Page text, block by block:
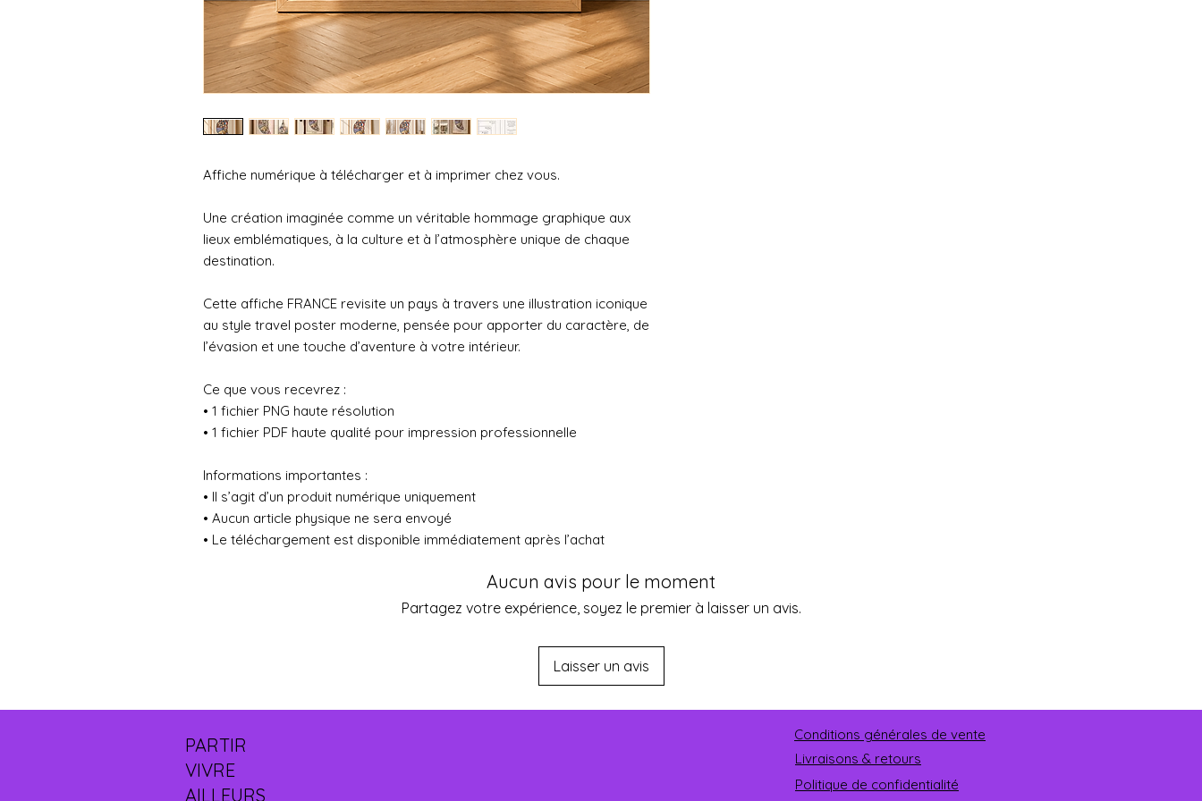
Affiche numérique à télécharger et à imprimer chez vous.
Une création imaginée comme un véritable hommage graphique aux
lieux emblématiques, à la culture et à l’atmosphère unique de chaque
destination.
Cette affiche FRANCE revisite un pays à travers une illustration iconique
au style travel poster moderne, pensée pour apporter du caractère, de
l’évasion et une touche d’aventure à votre intérieur.
Ce que vous recevrez :
• 1 fichier PNG haute résolution
• 1 fichier PDF haute qualité pour impression professionnelle
Informations importantes :
• Il s’agit d’un produit numérique uniquement
• Aucun article physique ne sera envoyé
• Le téléchargement est disponible immédiatement après l’achat
Aucun avis pour le moment
Partagez votre expérience, soyez le premier à laisser un avis.
Laisser un avis
PARTIR
VIVRE
AILLEURS
Conditions générales de vente
Livraisons & retours
Politique de confidentialité